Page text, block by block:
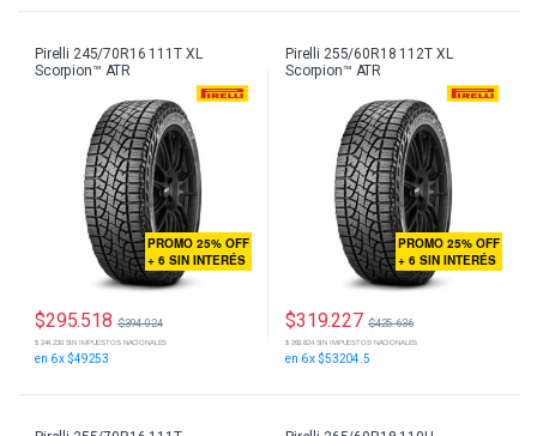
Pirelli 245/70R16 111T XL
Scorpion™ ATR
PROMO 25% OFF
+ 6 SIN INTERÉS
$295.518 $394.024
$ 244.230 SIN IMPUESTOS NACIONALES
en 6 x $49253
Pirelli 255/60R18 112T XL
Scorpion™ ATR
PROMO 25% OFF
+ 6 SIN INTERÉS
$319.227 $425.636
$ 263.824 SIN IMPUESTOS NACIONALES
en 6 x $53204.5